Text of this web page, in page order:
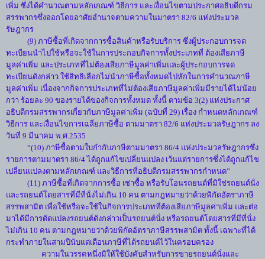
เพิ่ม ซึ่งได้คำนวณตามหลักเกณฑ์ วิธีการ และเงื่อนไขตามประกาศอธิบดีกรม
สรรพากรซึ่งออกโดยอาศัยอำนาจตามความในมาตรา 82/6 แห่งประมวล
รัษฎากร
(9) ภาษีซื้อที่เกิดจากการซื้อสินค้าหรือรับบริการ ซึ่งผู้ประกอบการจด
ทะเบียนนำไปใช้หรือจะใช้ในการประกอบกิจการทั้งประเภทที่ ต้องเสียภาษี
มูลค่าเพิ่ม และประเภทที่ไม่ต้องเสียภาษีมูลค่าเพิ่มและผู้ประกอบการจด
ทะเบียนดังกล่าว ใช้สิทธิเลือกไม่นำภาษีซื้อทั้งหมดไปหักในการคำนวณภาษี
มูลค่าเพิ่ม เนื่องจากกิจการประเภทที่ไม่ต้องเสียภาษีมูลค่าเพิ่มมีรายได้ไม่น้อย
กว่า ร้อยละ 90 ของรายได้ของกิจการทั้งหมด ทั้งนี้ ตามข้อ 3(2) แห่งประกาศ
อธิบดีกรมสรรพากรเกี่ยวกับภาษีมูลค่าเพิ่ม (ฉบับที่ 29) เรื่อง กำหนดหลักเกณฑ์
วิธีการ และเงื่อนไขการเฉลี่ยภาษีซื้อ ตามมาตรา 82/6 แห่งประมวลรัษฎากร ลง
วันที่ 9 มีนาคม พ.ศ.2535
“(10) ภาษีซื้อตามใบกำกับภาษีตามมาตรา 86/4 แห่งประมวลรัษฎากรซึ่ง
รายการตามมาตรา 86/4 ได้ถูกแก้ไขเปลี่ยนแปลง เว้นแต่รายการซึ่งได้ถูกแก้ไข
เปลี่ยนแปลงตามหลักเกณฑ์ และวิธีการที่อธิบดีกรมสรรพากรกำหนด”
(11) ภาษีซื้อที่เกิดจากการซื้อ เช่าซื้อ หรือรับโอนรถยนต์ที่มิใช่รถยนต์นั่ง
และรถยนต์โดยสารที่มีที่นั่งไม่เกิน 10 คน ตามกฎหมายว่าด้วยพิกัดอัตราภาษี
สรรพสามิต เพื่อใช้หรือจะใช้ในกิจการประเภทที่ต้องเสียภาษีมูลค่าเพิ่ม และต่อ
มาได้มีการดัดแปลงรถยนต์ดังกล่าวเป็นรถยนต์นั่ง หรือรถยนต์โดยสารที่มีที่นั่ง
ไม่เกิน 10 คน ตามกฎหมายว่าด้วยพิกัดอัตราภาษีสรรพสามิต ทั้งนี้ เฉพาะที่ได้
กระทำภายในสามปีนับแต่เดือนภาษีที่ได้รถยนต์ไว้ในครอบครอง
ความในวรรคหนึ่งมิให้ใช้บังคับสำหรับการขายรถยนต์นั่งและ